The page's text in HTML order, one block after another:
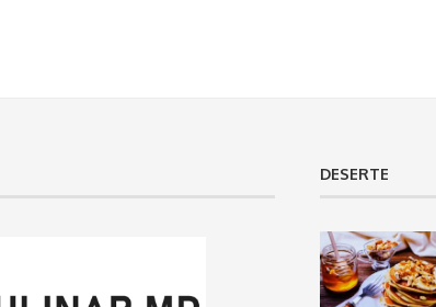
DESERTE